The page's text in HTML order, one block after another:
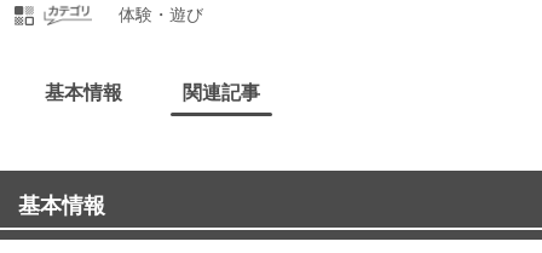
体験・遊び
基本情報 関連記事
基本情報